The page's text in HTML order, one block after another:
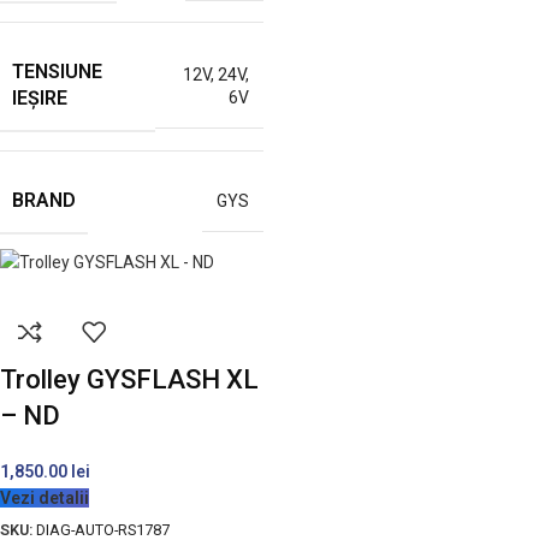
TENSIUNE
IEȘIRE
12V, 24V,
6V
BRAND GYS
Trolley GYSFLASH XL
– ND
1,850.00 lei
Vezi detalii
SKU: DIAG-AUTO-RS1787